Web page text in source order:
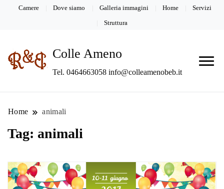
Camere Dove siamo Galleria immagini Home Servizi
Struttura
Colle Ameno
Tel. 0464663058 info@colleamenobeb.it
Home animali
Tag: animali